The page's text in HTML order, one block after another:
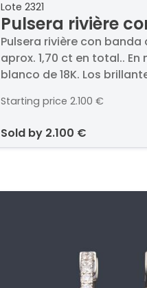
Lote 2321
Pulsera rivière
brillantes de
total.
Pulsera rivière con
aprox. 1,70 ct en total..
blanco de 18K. Los
Starting price 2.100 €
sold by 2.100 €